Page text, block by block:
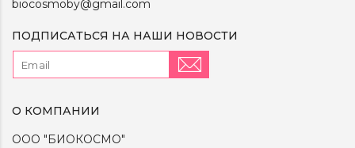
biocosmoby@gmail.com
ПОДПИСАТЬСЯ НА НАШИ НОВОСТИ
О КОМПАНИИ
ООО "БИОКОСМО"